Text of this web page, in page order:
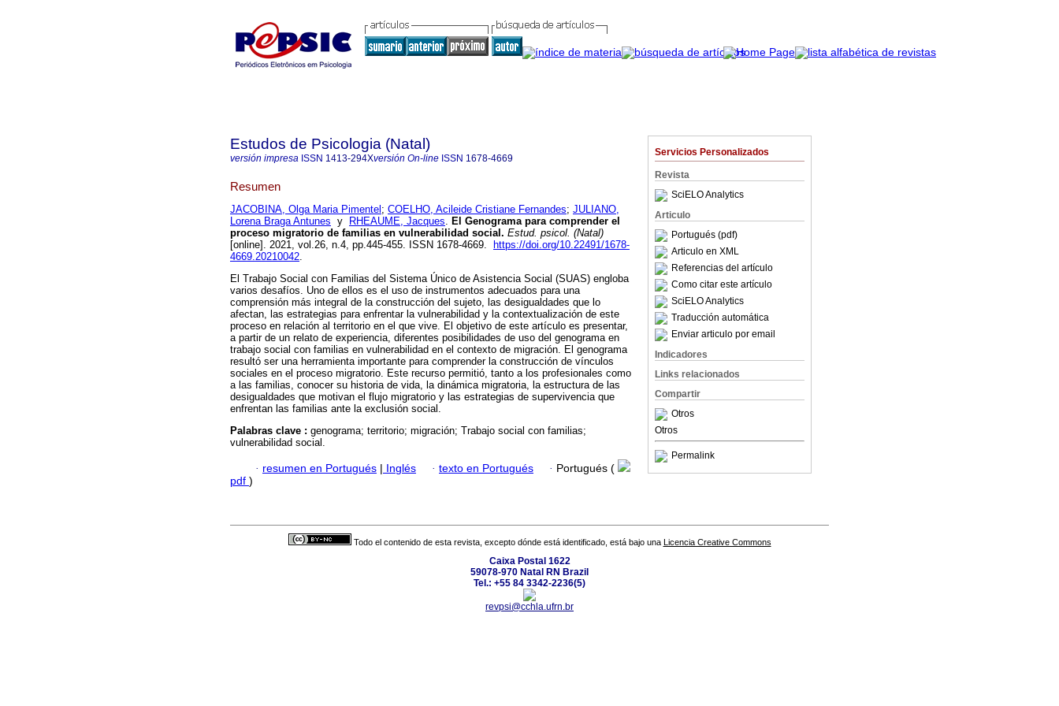
Servicios Personalizados
Revista
SciELO Analytics
Articulo
Portugués (pdf)
Articulo en XML
Referencias del artículo
Como citar este artículo
SciELO Analytics
Traducción automática
Enviar articulo por email
Indicadores
Links relacionados
Compartir
Otros
Otros
Permalink
Estudos de Psicologia (Natal)
versión impresa ISSN 1413-294Xversión On-line ISSN 1678-4669
Resumen
JACOBINA, Olga Maria Pimentel ; COELHO, Acileide Cristiane Fernandes; JULIANO,
Lorena Braga Antunes y RHEAUME, Jacques. El Genograma para comprender el
proceso migratorio de familias en vulnerabilidad social . Estud. psicol. (Natal)
[online]. 2021, vol.26, n.4, pp.445-455. ISSN 1678-4669.
https://doi.org/10.22491/1678-
4669.20210042.
El Trabajo Social con Familias del Sistema Único de Asistencia Social (SUAS) engloba
varios desafíos. Uno de ellos es el uso de instrumentos adecuados para una
comprensión más integral de la construcción del sujeto, las desigualdades que lo
afectan, las estrategias para enfrentar la vulnerabilidad y la contextualización de este
proceso en relación al territorio en el que vive. El objetivo de este artículo es presentar,
a partir de un relato de experiencia, diferentes posibilidades de uso del genograma en
trabajo social con familias en vulnerabilidad en el contexto de migración. El genograma
resultó ser una herramienta importante para comprender la construcción de vínculos
sociales en el proceso migratorio. Este recurso permitió, tanto a los profesionales como
a las familias, conocer su historia de vida, la dinámica migratoria, la estructura de las
desigualdades que motivan el flujo migratorio y las estrategias de supervivencia que
enfrentan las familias ante la exclusión social.
Palabras clave : genograma; territorio; migración; Trabajo social con familias;
vulnerabilidad social.
· resumen en Portugués | Inglés · texto en Portugués · Portugués (
pdf )
Todo el contenido de esta revista, excepto dónde está identificado, está bajo una Licencia Creative Commons
Caixa Postal 1622
59078-970 Natal RN Brazil
Tel.: +55 84 3342-2236(5)
revpsi@cchla.ufrn.br